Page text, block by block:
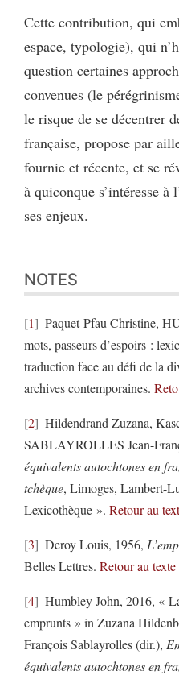
Cette contribution, qui
espace, typologie), qui
question certaines
convenues (le
le risque de se décentrer
française, propose par
fournie et récente, et se
à quiconque s’intéresse
ses enjeux.
NOTES
1
Paquet-Pfau Christine,
mots, passeurs d’espoirs :
traduction face au défi de la
archives contemporaines.
2
Hildendrand Zuzana,
SABLAYROLLES Jean-
équivalents autochtones en
tchèque, Limoges, Lambert-
Lexicothèque ». Retour au
3 Deroy Louis, 1956,
Belles Lettres. Retour au texte
4
Humbley John, 2016, «
emprunts » in Zuzana
François Sablayrolles (dir.),
équivalents autochtones en